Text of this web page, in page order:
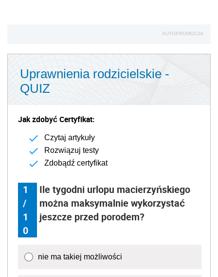
AUTOPROMOCJA
Uprawnienia rodzicielskie -
QUIZ
Jak zdobyć Certyfikat:
Czytaj artykuły
Rozwiązuj testy
Zdobądź certyfikat
1
/
1
0
Ile tygodni urlopu macierzyńskiego
można maksymalnie wykorzystać
jeszcze przed porodem?
nie ma takiej możliwości